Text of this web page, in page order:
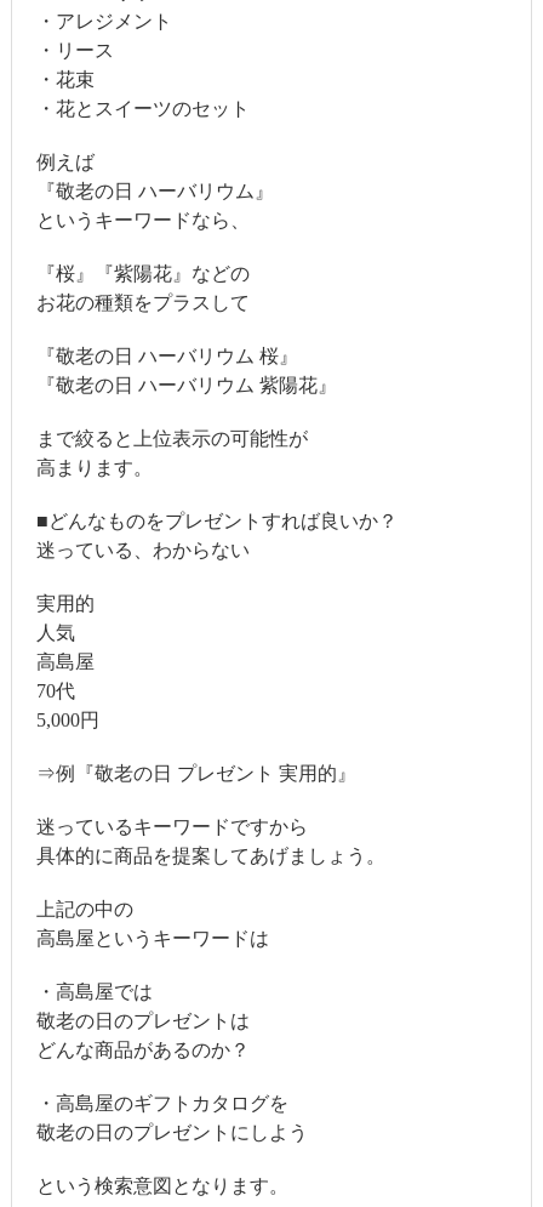
・アレジメント
・リース
・花束
・花とスイーツのセット
例えば
『敬老の日 ハーバリウム』
というキーワードなら、
『桜』『紫陽花』などの
お花の種類をプラスして
『敬老の日 ハーバリウム 桜』
『敬老の日 ハーバリウム 紫陽花』
まで絞ると上位表示の可能性が
高まります。
■どんなものをプレゼントすれば良いか？
迷っている、わからない
実用的
人気
高島屋
70代
5,000円
⇒例『敬老の日 プレゼント 実用的』
迷っているキーワードですから
具体的に商品を提案してあげましょう。
上記の中の
高島屋というキーワードは
・高島屋では
敬老の日のプレゼントは
どんな商品があるのか？
・高島屋のギフトカタログを
敬老の日のプレゼントにしよう
という検索意図となります。